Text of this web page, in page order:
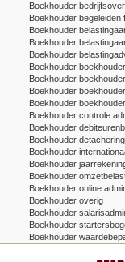
Boekhouder
Boekhouder
Boekhouder
Boekhouder
Boekhouder
Boekhouder
Boekhouder
Boekhouder
Boekhouder
Boekhouder controle
Boekhouder
Boekhouder
Boekhouder
Boekhouder
Boekhouder
Boekhouder online
Boekhouder overig
Boekhouder
Boekhouder
Boekhouder